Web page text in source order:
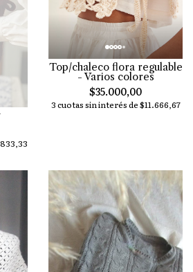
Top/chaleco flora regulable
- Varios colores
$35.000,00
3 cuotas sin interés de $11.666,67